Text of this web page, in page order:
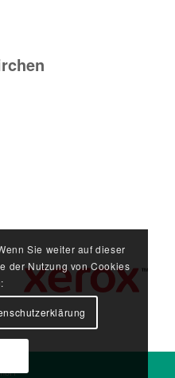
Sie weiter auf dieser
der Nutzung von Cookies